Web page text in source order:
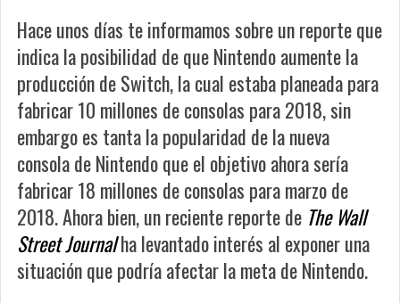
Hace unos días te informamos sobre un reporte que
indica la posibilidad de que Nintendo aumente la
producción de Switch, la cual estaba planeada para
fabricar 10 millones de consolas para 2018, sin
embargo es tanta la popularidad de la nueva
consola de Nintendo que el objetivo ahora sería
fabricar 18 millones de consolas para marzo de
2018. Ahora bien, un reciente reporte de The Wall
Street Journalha levantado interés al exponer una
situación que podría afectar la meta de Nintendo.